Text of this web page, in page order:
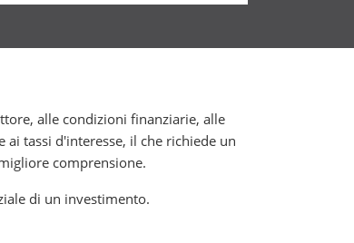
alle condizioni finanziarie, alle
tassi d'interesse, il che richiede un
comprensione.
di un investimento.